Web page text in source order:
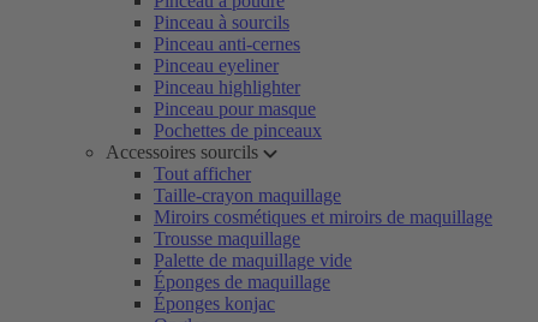
Pinceau à sourcils
Pinceau anti-cernes
Pinceau eyeliner
Pinceau highlighter
Pinceau pour masque
Pochettes de pinceaux
Accessoires sourcils
Tout afficher
Taille-crayon maquillage
Miroirs cosmétiques et miroirs de maquillage
Trousse maquillage
Palette de maquillage vide
Éponges de maquillage
Éponges konjac